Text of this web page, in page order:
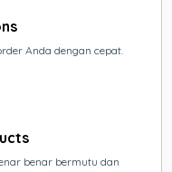
Anda dengan cepat.
benar bermutu dan